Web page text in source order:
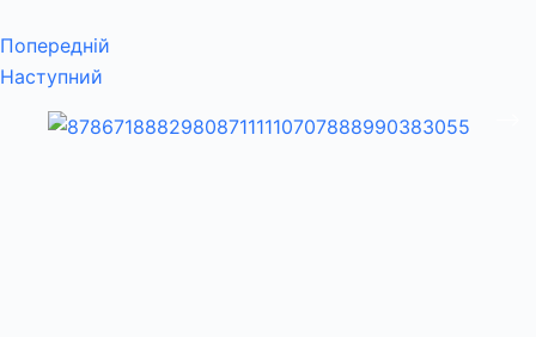
Попередній
Наступний